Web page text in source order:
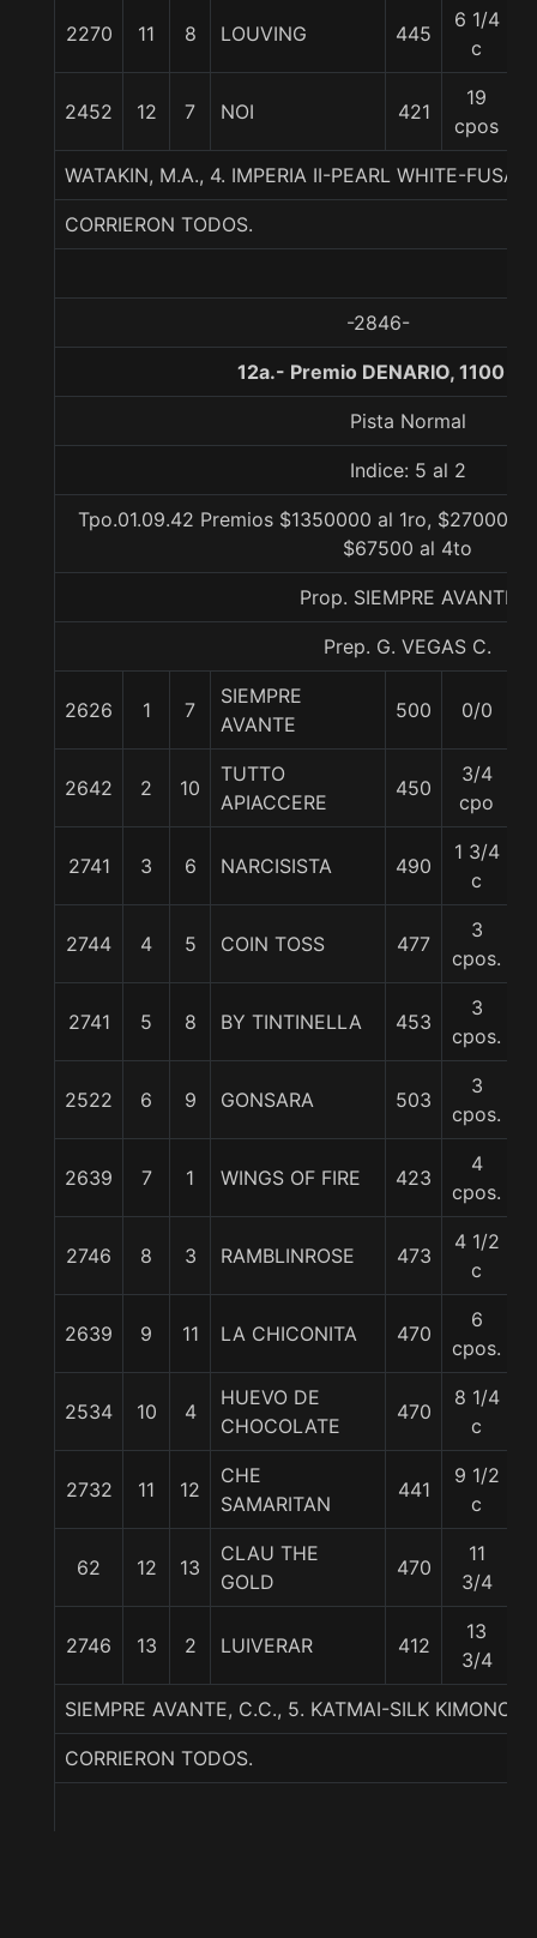
2270 11 8 LOUVING 445
6 1/4
c
2452 12 7 NOI 421
19
cpos
WATAKIN, M.A., 4. IMPERIA II-PEARL WHITE-
CORRIERON TODOS.
-2846-
12a.- Premio DENARIO, 1100
Pista Normal
Indice: 5 al 2
Tpo.01.09.42 Premios $1350000 al 1ro, $270000
$67500 al 4to
Prop. SIEMPRE AVANTE
Prep. G. VEGAS C.
2626 1 7
SIEMPRE
AVANTE
500 0/0
2642 2 10
TUTTO
APIACCERE
450
3/4
cpo
2741 3 6 NARCISISTA 490
1 3/4
c
2744 4 5 COIN TOSS 477
3
cpos.
2741 5 8 BY TINTINELLA 453
3
cpos.
2522 6 9 GONSARA 503
3
cpos.
2639 7 1 WINGS OF FIRE 423
4
cpos.
2746 8 3 RAMBLINROSE 473
4 1/2
c
2639 9 11 LA CHICONITA 470
6
cpos.
2534 10 4
HUEVO DE
CHOCOLATE
470
8 1/4
c
2732 11 12
CHE
SAMARITAN
441
9 1/2
c
62 12 13
CLAU THE
GOLD
470
11
3/4
2746 13 2 LUIVERAR 412
13
3/4
SIEMPRE AVANTE, C.C., 5. KATMAI-SILK KIMONO-
CORRIERON TODOS.